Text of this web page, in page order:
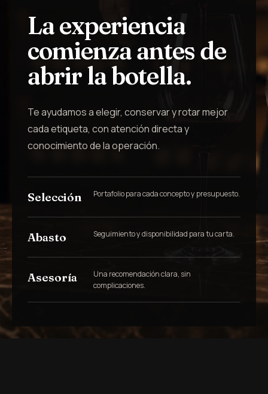
La experiencia
comienza antes de
abrir la botella.
Te ayudamos a elegir, conservar y rotar mejor
cada etiqueta, con atención directa y
conocimiento de la operación.
Selección Portafolio para cada concepto y presupuesto.
Abasto Seguimiento y disponibilidad para tu carta.
Asesoría
Una recomendación clara, sin
complicaciones.